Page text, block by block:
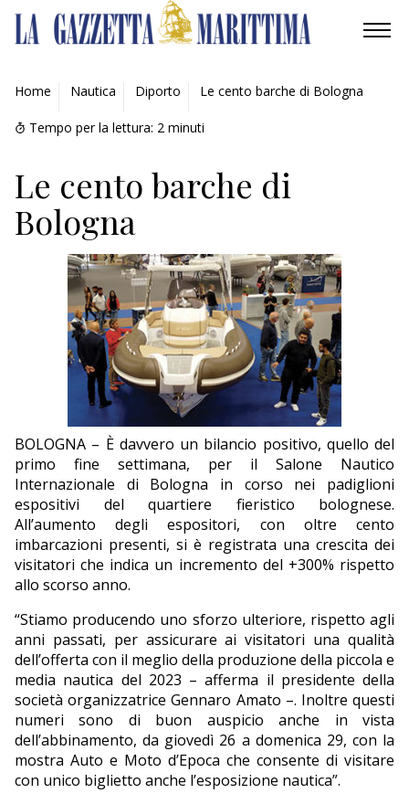
AMBIENTE
MOBILITÀ
INDUSTRIA
RICERCA
ECONOMIA
TURISMO
CULTURA
EDITORIALI
Home Nautica Diporto Le cento barche di Bologna
Tempo per la lettura: 2 minuti
Le cento barche di
Bologna
BOLOGNA – È davvero un bilancio positivo, quello del
primo fine settimana, per il Salone Nautico
Internazionale di Bologna in corso nei padiglioni
espositivi del quartiere fieristico bolognese.
All’aumento degli espositori, con oltre cento
imbarcazioni presenti, si è registrata una crescita dei
visitatori che indica un incremento del +300% rispetto
allo scorso anno.
“Stiamo producendo uno sforzo ulteriore, rispetto agli
anni passati, per assicurare ai visitatori una qualità
dell’offerta con il meglio della produzione della piccola e
media nautica del 2023 – afferma il presidente della
società organizzatrice Gennaro Amato –. Inoltre questi
numeri sono di buon auspicio anche in vista
dell’abbinamento, da giovedì 26 a domenica 29, con la
mostra Auto e Moto d’Epoca che consente di visitare
con unico biglietto anche l’esposizione nautica”.